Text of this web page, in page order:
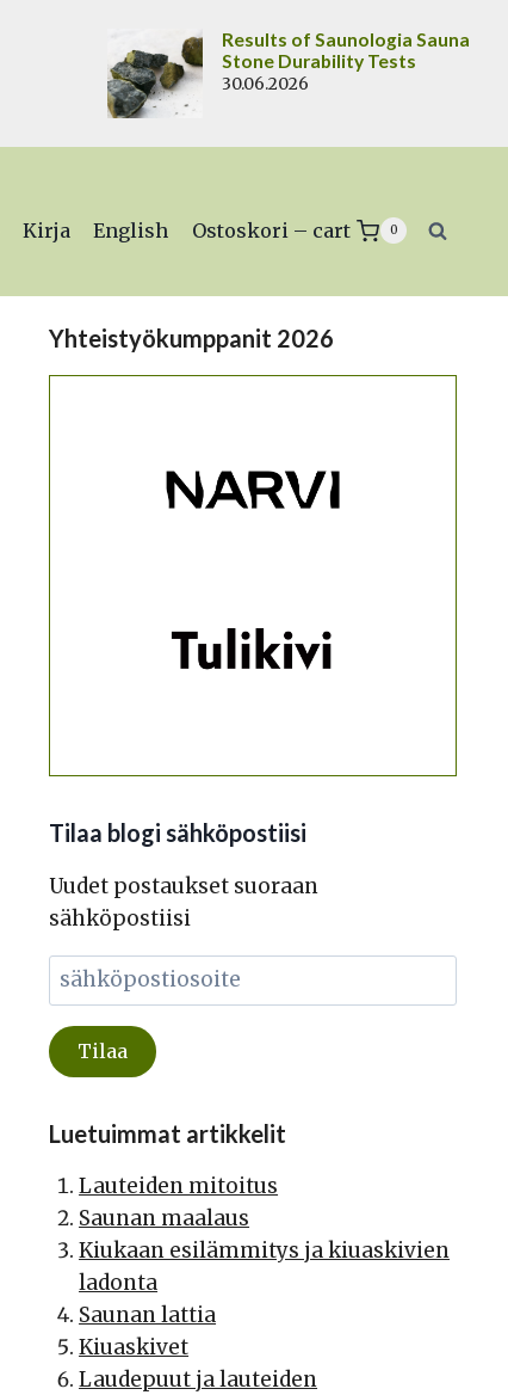
Results of Saunologia Sauna
Stone Durability Tests
30.06.2026
Kirja English Ostoskori – cart 0
Yhteistyökumppanit 2026
Tilaa blogi sähköpostiisi
Uudet postaukset suoraan
sähköpostiisi
Luetuimmat artikkelit
Lauteiden mitoitus
Saunan maalaus
Kiukaan esilämmitys ja kiuaskivien
ladonta
Saunan lattia
Kiuaskivet
Laudepuut ja lauteiden